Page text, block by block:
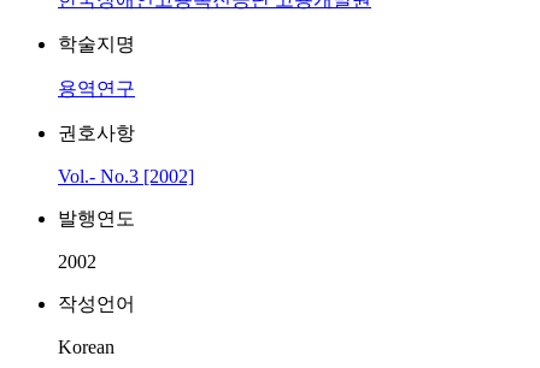
학술지명
용역연구
권호사항
Vol.- No.3 [2002]
발행연도
2002
작성언어
Korean